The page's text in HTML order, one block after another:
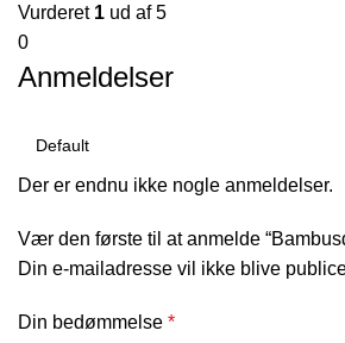
Vurderet 1 ud af 5
0
Anmeldelser
Der er endnu ikke nogle anmeldelser.
Vær den første til at anmelde
Din e-mailadresse vil ikke blive
Din bedømmelse *